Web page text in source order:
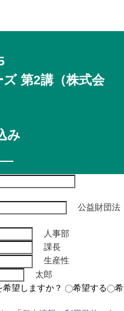
第2講（株式会
み
公益財団法
人事部
課長
生産性
太郎
望しますか？
希望する
希